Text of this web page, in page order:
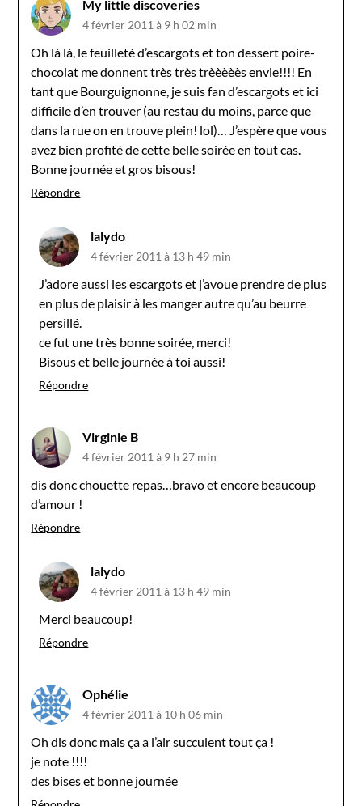
My little discoveries
4 février 2011 à 9 h 02 min
Oh là là, le feuilleté d’escargots et ton dessert poire-
chocolat me donnent très très trèèèèès envie!!!! En
tant que Bourguignonne, je suis fan d’escargots et ici
difficile d’en trouver (au restau du moins, parce que
dans la rue on en trouve plein! lol)… J’espère que vous
avez bien profité de cette belle soirée en tout cas.
Bonne journée et gros bisous!
Répondre
lalydo
4 février 2011 à 13 h 49 min
J’adore aussi les escargots et j’avoue prendre de plus
en plus de plaisir à les manger autre qu’au beurre
persillé.
ce fut une très bonne soirée, merci!
Bisous et belle journée à toi aussi!
Répondre
Virginie B
4 février 2011 à 9 h 27 min
dis donc chouette repas…bravo et encore beaucoup
d’amour !
Répondre
lalydo
4 février 2011 à 13 h 49 min
Merci beaucoup!
Répondre
Ophélie
4 février 2011 à 10 h 06 min
Oh dis donc mais ça a l’air succulent tout ça !
je note !!!!
des bises et bonne journée